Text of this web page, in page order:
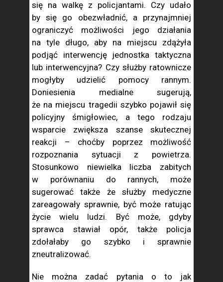
się na walkę z policjantami. Czy udało
by się go obezwładnić, a przynajmniej
ograniczyć możliwości jego działania
na tyle długo, aby na miejscu zdążyła
podjąć interwencję jednostka taktyczna
lub interwencyjna? Czy służby ratownicze
mogłyby udzielić pomocy rannym.
Doniesienia medialne sugerują,
że na miejscu tragedii szybko pojawił się
policyjny śmigłowiec, a tego rodzaju
wsparcie zwiększa szanse skutecznej
reakcji – choćby poprzez możliwość
rozpoznania sytuacji z powietrza.
Stosunkowo niewielka liczba zabitych
w porównaniu do rannych, może
sugerować także że służby medyczne
zareagowały sprawnie, być może ratując
życie wielu ludzi. Być może, gdyby
sprawca stawiał opór, także policja
zdołałaby go szybko i sprawnie
zneutralizować.
Nie można zadać pytania o to jak